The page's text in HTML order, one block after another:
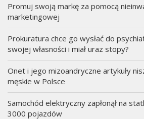
Promuj swoją markę za pomocą
marketingowej
Prokuratura chce go wysłać do
swojej własności i miał uraz stopy?
Onet i jego mizoandryczne artykuły
męskie w Polsce
Samochód elektryczny zapłonął na
3000 pojazdów